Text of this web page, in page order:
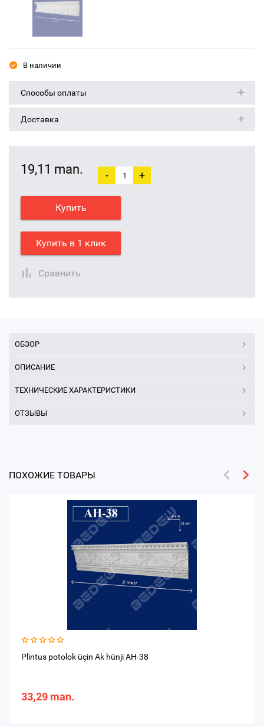
В наличии
Способы оплаты
Доставка
19,11 man. - +
Купить
Купить в 1 клик
Сравнить
ОБЗОР
ОПИСАНИЕ
ТЕХНИЧЕСКИЕ ХАРАКТЕРИСТИКИ
ОТЗЫВЫ
ПОХОЖИЕ ТОВАРЫ
Plintus potolok üçin Ak hünji AH-38
33,29 man.